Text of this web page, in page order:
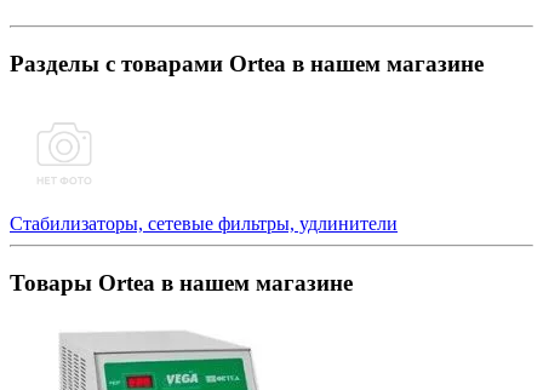
Разделы с товарами Ortea в нашем магазине
Стабилизаторы, сетевые фильтры, удлинители
Товары Ortea в нашем магазине